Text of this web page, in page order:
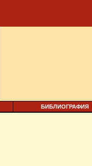
БИБЛИОГРАФИЯ